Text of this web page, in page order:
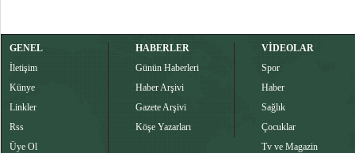
GENEL
İletişim
Künye
Linkler
Rss
Üye Ol
HABERLER
Günün Haberleri
Haber Arşivi
Gazete Arşivi
Köşe Yazarları
VİDEOLAR
Spor
Haber
Sağlık
Çocuklar
Tv ve Magazin